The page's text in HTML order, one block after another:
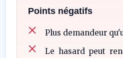
Points négatifs
Plus demandeur
Le hasard peut